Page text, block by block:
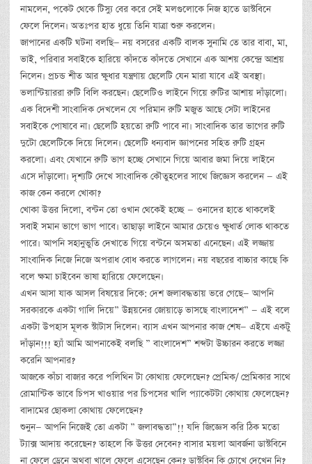
নামলেন, পকেট থেকে টিস্যু বের করে সেই মলগুলোকে নিজ হাতে ডাস্টবিনে
ফেলে দিলেন। অতঃপর হাত ধুয়ে তিনি যাত্রা শুরু করলেন।
জাপানের একটি ঘটনা বলছি— নয় বসরের একটি বালক সুনামি তে তার বাবা, মা,
ভাই, পরিবার সবাইকে হারিয়ে কাঁদতে কাঁদতে সেখানে এক আশয় কেন্দ্রে আশ্রয়
নিলেন। প্রচন্ড শীত আর ক্ষুধার যন্ত্রণায় ছেলেটি যেন মারা যাবে এই অবস্থা।
ভলান্টিয়াররা রুটি বিলি করছেন। ছেলেটিও লাইনে গিয়ে রুটির আশায় দাঁড়ালো।
এক বিদেশী সাংবাদিক দেখলেন যে পরিমান রুটি মজুত আছে সেটা লাইনের
সবাইকে পোষাবে না। ছেলেটি হয়তো রুটি পাবে না। সাংবাদিক তার ভাগের রুটি
দুটো ছেলেটিকে দিয়ে দিলেন। ছেলেটি ধন্যবাদ জ্ঞাপনের সহিত রুটি গ্রহন
করলো। এবং যেখানে রুটি ভাগ হচ্ছে সেখানে গিয়ে আবার জমা দিয়ে লাইনে
এসে দাঁড়ালো। দৃশ্যটি দেখে সাংবাদিক কৌতুহলের সাথে জিজ্ঞেস করলেন — এই
কাজ কেন করলে খোকা?
খোকা উত্তর দিলো, বন্টন তো ওখান থেকেই হচ্ছে — ওনাদের হাতে থাকলেই
সবাই সমান ভাগে ভাগ পাবে। তাছাড়া লাইনে আমার চেয়েও ক্ষুধার্ত লোক থাকতে
পারে। আপনি সহানুভুতি দেখাতে গিয়ে বন্টনে অসমতা এনেছেন। এই লজ্জায়
সাংবাদিক নিজে নিজে অপরাধ বোধ করতে লাগলেন। নয় বছরের বাচ্চার কাছে কি
বলে ক্ষমা চাইবেন ভাষা হারিয়ে ফেলেছেন।
এখন আসা যাক আসল বিষয়ের দিকে: দেশ জলাবদ্ধতায় ভরে গেছে— আপনি
সরকারকে একটা গালি দিয়ে” উন্নয়নের জোয়াড়ে ভাসছে বাংলাদেশ” — এই বলে
একটা উপহাস মূলক স্টাটাস দিলেন। ব্যাস এখন আপনার কাজ শেষ— এইযে একটু
দাঁড়ান!!! হ্যাঁ আমি আপনাকেই বলছি ” বাংলাদেশ” শব্দটা উচ্চারন করতে লজ্জা
করেনি আপনার?
আজকে কাঁচা বাজার করে পলিথিন টা কোথায় ফেলেছেন? প্রেমিক/ প্রেমিকার সাথে
রোমান্টিক ভাবে চিপস খাওয়ার পর চিপসের খালি প্যাকেটটা কোথায় ফেলেছেন?
বাদামের ছোকলা কোথায় ফেলেছেন?
শুনুন— আপনি নিজেই তো একটা ” জলাবদ্ধতা”!! যদি জিজ্ঞেস করি ঠিক মতো
ট্যাক্স আদায় করেছেন? তাহলে কি উত্তর দেবেন? বাসার ময়লা আবর্জনা ডাস্টবিনে
না ফেলে ড্রেনে অথবা খালে ফেলে এসেছেন কেন? ডাস্টবিন কি চোখে দেখেন নি?